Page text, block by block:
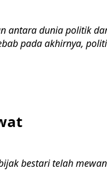
antara dunia politik
pada akhirnya,
bestari telah